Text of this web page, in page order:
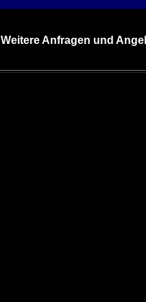
Weitere Anfragen und